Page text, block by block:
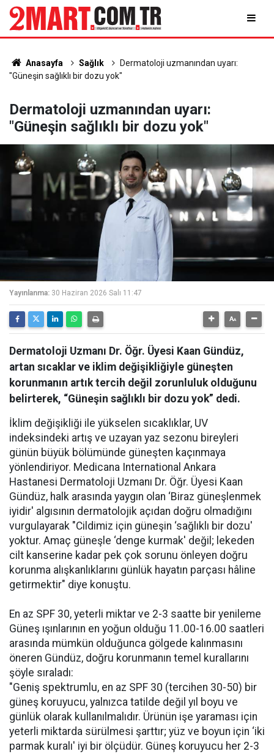
Anasayfa Sağlık
Dermatoloji uzmanından uyarı:
"Güneşin sağlıklı bir dozu yok"
Dermatoloji uzmanından uyarı:
"Güneşin sağlıklı bir dozu yok"
Yayınlanma: 30 Haziran 2026 Salı 11:47
Dermatoloji Uzmanı Dr. Öğr. Üyesi Kaan Gündüz,
artan sıcaklar ve iklim değişikliğiyle güneşten
korunmanın artık tercih değil zorunluluk olduğunu
belirterek, “Güneşin sağlıklı bir dozu yok” dedi.
İklim değişikliği ile yükselen sıcaklıklar, UV
indeksindeki artış ve uzayan yaz sezonu bireyleri
günün büyük bölümünde güneşten kaçınmaya
yönlendiriyor. Medicana International Ankara
Hastanesi Dermatoloji Uzmanı Dr. Öğr. Üyesi Kaan
Gündüz, halk arasında yaygın olan ‘Biraz güneşlenmek
iyidir' algısının dermatolojik açıdan doğru olmadığını
vurgulayarak "Cildimiz için güneşin ‘sağlıklı bir dozu'
yoktur. Amaç güneşle ‘denge kurmak' değil; lekeden
cilt kanserine kadar pek çok sorunu önleyen doğru
korunma alışkanlıklarını günlük hayatın parçası hâline
getirmektir" diye konuştu.
En az SPF 30, yeterli miktar ve 2-3 saatte bir yenileme
Güneş ışınlarının en yoğun olduğu 11.00-16.00 saatleri
arasında mümkün olduğunca gölgede kalınmasını
öneren Gündüz, doğru korunmanın temel kurallarını
şöyle sıraladı:
"Geniş spektrumlu, en az SPF 30 (tercihen 30-50) bir
güneş koruyucu, yalnızca tatilde değil yıl boyu ve
günlük olarak kullanılmalıdır. Ürünün işe yaraması için
yeterli miktarda sürülmesi şarttır; yüz ve boyun için ‘iki
parmak kuralı' iyi bir ölçüdür. Güneş koruyucu her 2-3